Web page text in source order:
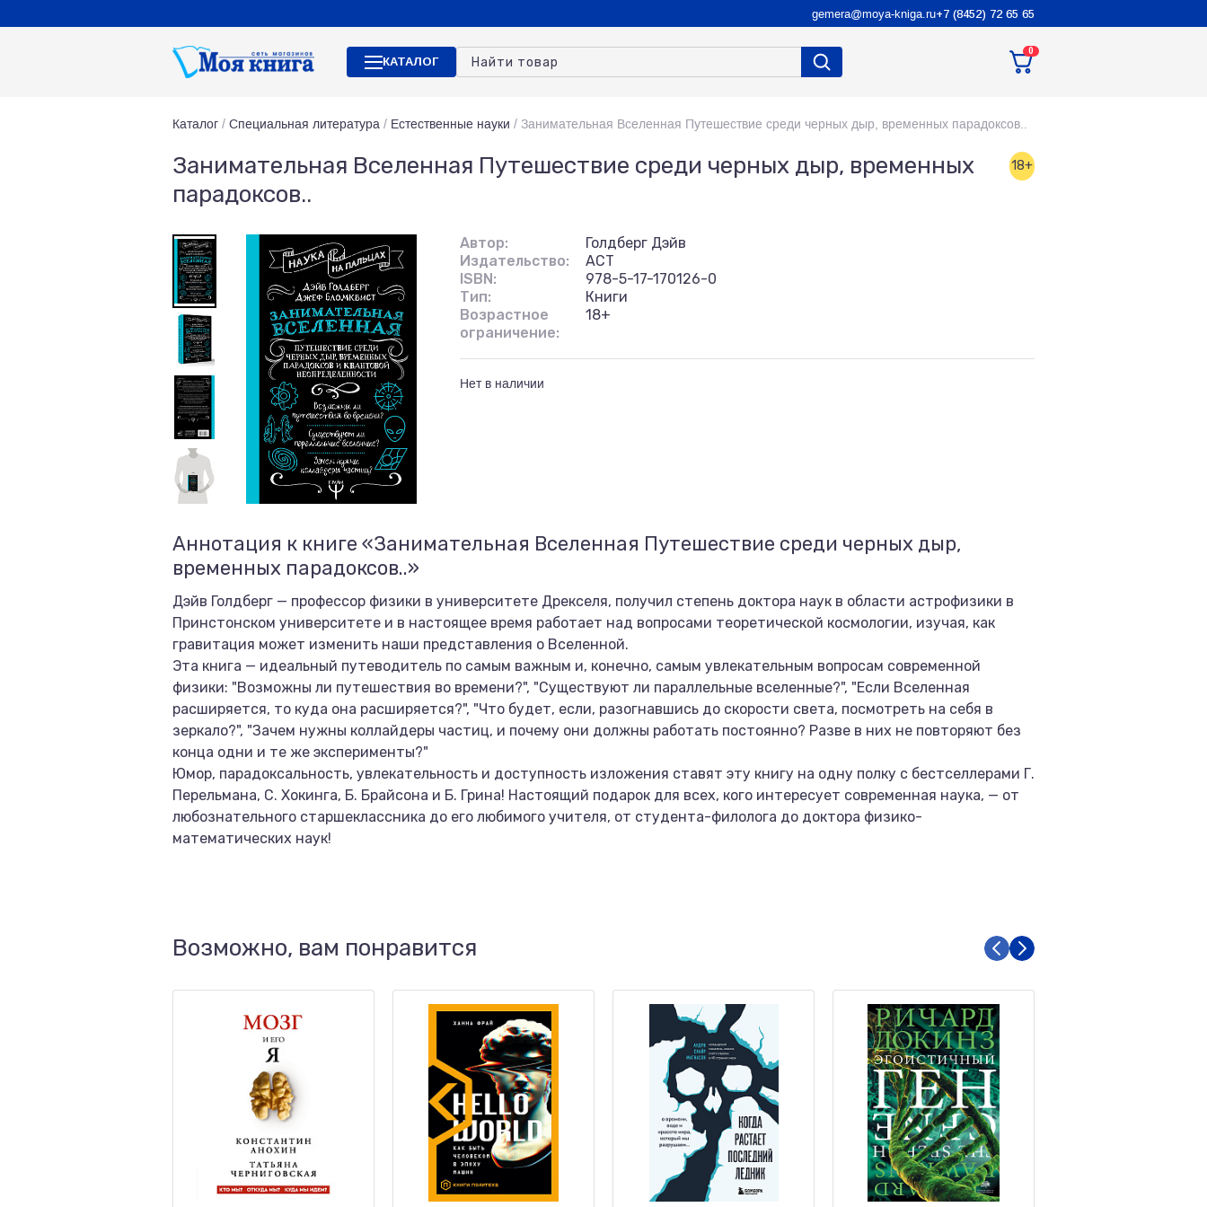
gemera@moya-kniga.ru+7 (8452) 72 65 65
КАТАЛОГ
0
Каталог / Специальная литература / Естественные науки / Занимательная Вселенная Путешествие среди черных дыр, временных парадоксов..
Занимательная Вселенная Путешествие среди черных дыр, временных
парадоксов..
18+
Автор:
Голдберг Дэйв
Издательство:
АСТ
ISBN:
978-5-17-170126-0
Тип:
Книги
Возрастное
ограничение:
18+
Нет в наличии
Аннотация к книге «Занимательная Вселенная Путешествие среди черных дыр,
временных парадоксов..»
Дэйв Голдберг — профессор физики в университете Дрекселя, получил степень доктора наук в области астрофизики в
Принстонском университете и в настоящее время работает над вопросами теоретической космологии, изучая, как
гравитация может изменить наши представления о Вселенной.
Эта книга — идеальный путеводитель по самым важным и, конечно, самым увлекательным вопросам современной
физики: "Возможны ли путешествия во времени?", "Существуют ли параллельные вселенные?", "Если Вселенная
расширяется, то куда она расширяется?", "Что будет, если, разогнавшись до скорости света, посмотреть на себя в
зеркало?", "Зачем нужны коллайдеры частиц, и почему они должны работать постоянно? Разве в них не повторяют без
конца одни и те же эксперименты?"
Юмор, парадоксальность, увлекательность и доступность изложения ставят эту книгу на одну полку с бестселлерами Г.
Перельмана, С. Хокинга, Б. Брайсона и Б. Грина! Настоящий подарок для всех, кого интересует современная наука, — от
любознательного старшеклассника до его любимого учителя, от студента-филолога до доктора физико-
математических наук!
Возможно, вам понравится